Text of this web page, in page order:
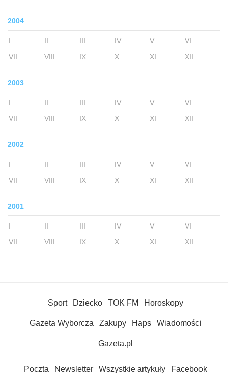
2004
I II III IV V
VI
VII
VIII IX X XI XII
2003
I II III IV V
VI
VII
VIII IX X XI XII
2002
I II III IV V
VI
VII
VIII IX X XI XII
2001
I II III IV V
VI
VII
VIII IX X XI XII
Sport Dziecko TOK FM Horoskopy
Gazeta Wyborcza Zakupy Haps Wiadomości
Gazeta.pl
Poczta Newsletter Wszystkie artykuły Facebook